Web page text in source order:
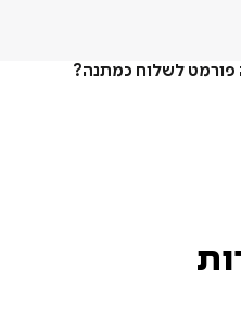
פורמט לשלוח כמתנה?